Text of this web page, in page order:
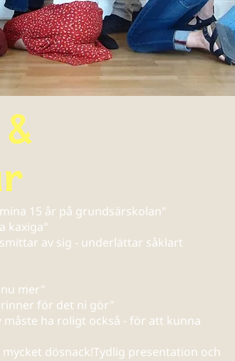
15 år på grundsärskolan"
kaxiga"
av sig - underlättar såklart
mer"
för det ni gör"
ha roligt också - för att kunna
dösnack!Tydlig presentation och